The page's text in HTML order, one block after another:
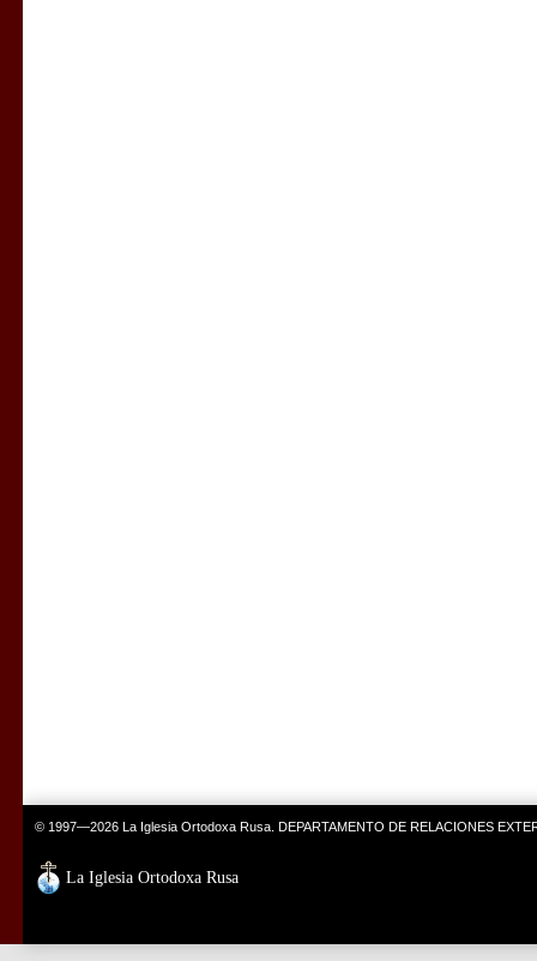
© 1997—2026 La Iglesia Ortodoxa Rusa. DEPARTAMENTO DE RELACIONES
La Iglesia Ortodoxa Rusa